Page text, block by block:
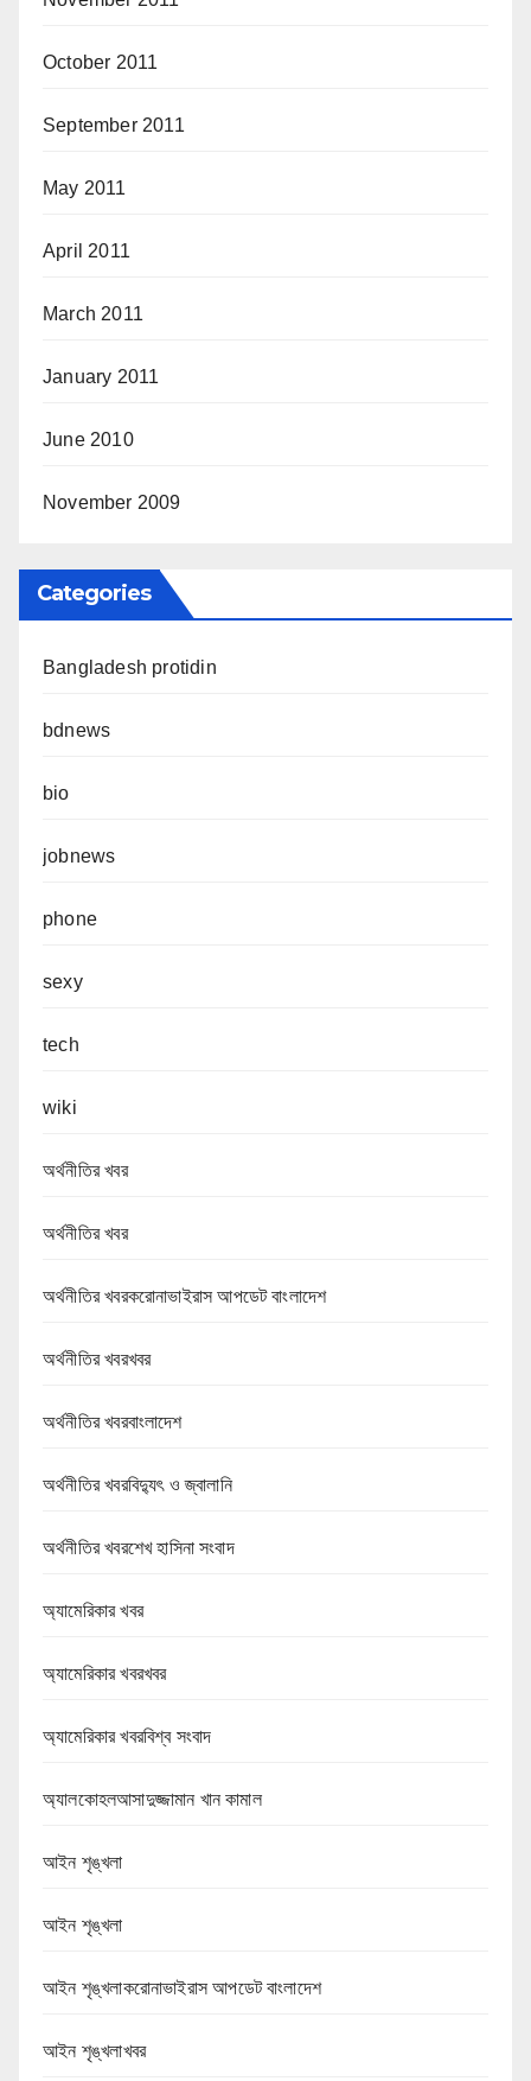
October 2011
September 2011
May 2011
April 2011
March 2011
January 2011
June 2010
November 2009
Categories
Bangladesh protidin
bdnews
bio
jobnews
phone
sexy
tech
wiki
অর্থনীতির খবর
অর্থনীতির খবর
অর্থনীতির খবরকরোনাভাইরাস আপডেট বাংলাদেশ
অর্থনীতির খবরখবর
অর্থনীতির খবরবাংলাদেশ
অর্থনীতির খবরবিদ্যুৎ ও জ্বালানি
অর্থনীতির খবরশেখ হাসিনা সংবাদ
অ্যামেরিকার খবর
অ্যামেরিকার খবরখবর
অ্যামেরিকার খবরবিশ্ব সংবাদ
অ্যালকোহলআসাদুজ্জামান খান কামাল
আইন শৃঙ্খলা
আইন শৃঙ্খলা
আইন শৃঙ্খলাকরোনাভাইরাস আপডেট বাংলাদেশ
আইন শৃঙ্খলাখবর